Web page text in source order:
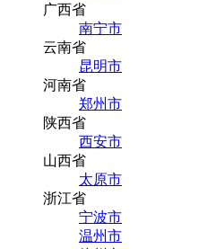
广西省
南宁市
云南省
昆明市
河南省
郑州市
陕西省
西安市
山西省
太原市
浙江省
宁波市
温州市